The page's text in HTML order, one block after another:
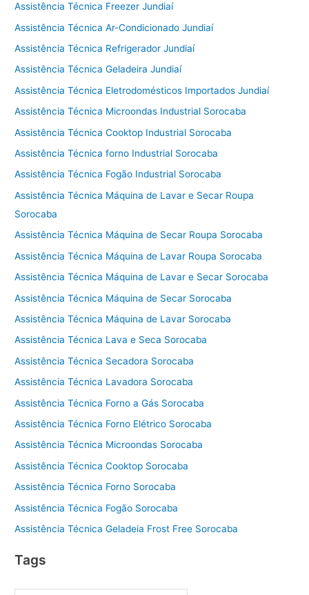
Assistência Técnica Freezer Jundiaí
Assistência Técnica Ar-Condicionado Jundiaí
Assistência Técnica Refrigerador Jundiaí
Assistência Técnica Geladeira Jundiaí
Assistência Técnica Eletrodomésticos Importados Jundiaí
Assistência Técnica Microondas Industrial Sorocaba
Assistência Técnica Cooktop Industrial Sorocaba
Assistência Técnica forno Industrial Sorocaba
Assistência Técnica Fogão Industrial Sorocaba
Assistência Técnica Máquina de Lavar e Secar Roupa
Sorocaba
Assistência Técnica Máquina de Secar Roupa Sorocaba
Assistência Técnica Máquina de Lavar Roupa Sorocaba
Assistência Técnica Máquina de Lavar e Secar Sorocaba
Assistência Técnica Máquina de Secar Sorocaba
Assistência Técnica Máquina de Lavar Sorocaba
Assistência Técnica Lava e Seca Sorocaba
Assistência Técnica Secadora Sorocaba
Assistência Técnica Lavadora Sorocaba
Assistência Técnica Forno a Gás Sorocaba
Assistência Técnica Forno Elétrico Sorocaba
Assistência Técnica Microondas Sorocaba
Assistência Técnica Cooktop Sorocaba
Assistência Técnica Forno Sorocaba
Assistência Técnica Fogão Sorocaba
Assistência Técnica Geladeia Frost Free Sorocaba
Tags